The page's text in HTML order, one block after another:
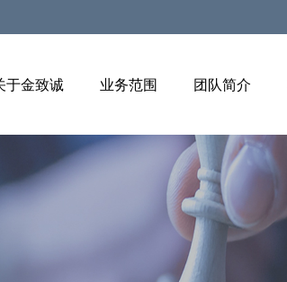
于金致诚 业务范围 团队简介